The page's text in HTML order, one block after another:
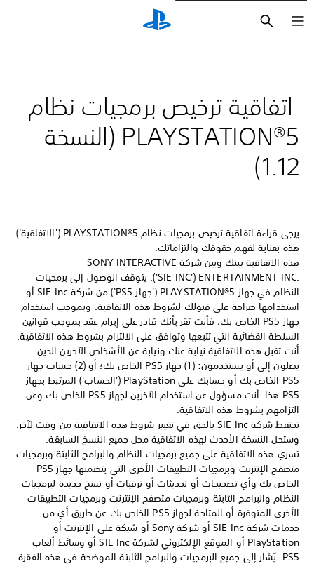
اتفاقية ترخيص برمجيات نظام
PLAYSTATION®5 (النسخة
1.12)‏
يرجى قراءة اتفاقية ترخيص برمجيات نظام PLAYSTATION®5‏ ('الاتفاقية')
هذه بعناية لفهم حقوقك والتزاماتك.
هذه الاتفاقية بينك وبين شركة SONY INTERACTIVE
ENTERTAINMENT INC.‎ ‏('SIE INC')‏. يتوقف الوصول إلى برمجيات
النظام في جهاز PLAYSTATION®5 ('جهاز PS5') من شركة SIE Inc أو
استخدامها صراحة على قبولك لشروط هذه الاتفاقية. وبموجب استخدام
جهاز PS5 الخاص بك، فأنت تقر بأنك قادر على إبرام عقد بموجب قوانين
السلطة القضائية التي تتبعها وتوافق على الالتزام بشروط هذه الاتفاقية.
أنت تقبل هذه الاتفاقية نيابة عنك ونيابة عن الأشخاص الآخرين الذين
يصلون إلى أو يستخدمون: (1) جهاز PS5 الخاص بك؛ أو (2) حساب جهاز
PS5 الخاص بك أو حسابك على PlayStation ‏('الحساب') المرتبط بجهاز
PS5 هذا. أنت مسؤول عن استخدام الآخرين لجهاز PS5 الخاص بك وعن
التزامهم بشروط هذه الاتفاقية.
تحتفظ شركة SIE Inc بالحق في تغيير شروط هذه الاتفاقية من وقت لآخر.
وستحل النسخة الأحدث لهذه الاتفاقية محل جميع النسخ السابقة.
تسري هذه الاتفاقية على جميع برمجيات النظام والبرامج الثابتة وبرمجيات
متصفح الإنترنت وبرمجيات التطبيقات الأخرى التي يتضمنها جهاز PS5
الخاص بك وأي تصحيحات أو تحديثات أو ترقيات أو نسخ جديدة لبرمجيات
النظام والبرامج الثابتة وبرمجيات متصفح الإنترنت وبرمجيات التطبيقات
الأخرى المتوفرة أو المتاحة لجهاز PS5 الخاص بك عن طريق أي من
خدمات شركة SIE Inc أو شركة Sony أو شبكة على الإنترنت أو
PlayStation أو الموقع الإلكتروني لشركة SIE Inc أو وسائط ألعاب
PS5‏. يُشار إلى جميع البرمجيات والبرامج الثابتة الموضحة في هذه الفقرة